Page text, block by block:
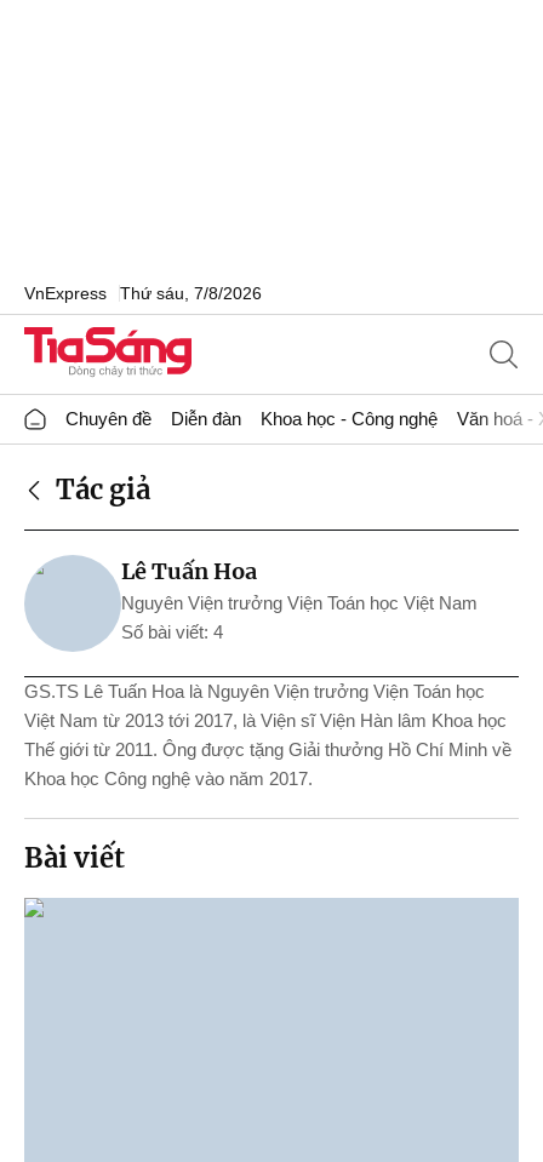
VnExpress Thứ sáu, 7/8/2026
Chuyên đề Diễn đàn Khoa học - Công nghệ Văn hoá -
Tác giả
Lê Tuấn Hoa
Nguyên Viện trưởng Viện Toán học Việt Nam
Số bài viết: 4
GS.TS Lê Tuấn Hoa là Nguyên Viện trưởng Viện Toán học
Việt Nam từ 2013 tới 2017, là Viện sĩ Viện Hàn lâm Khoa học
Thế giới từ 2011. Ông được tặng Giải thưởng Hồ Chí Minh về
Khoa học Công nghệ vào năm 2017.
Bài viết